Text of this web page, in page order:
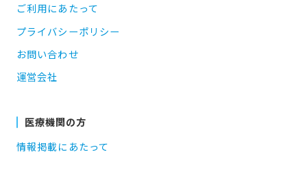
ご利用にあたって
プライバシーポリシー
お問い合わせ
運営会社
医療機関の方
情報掲載にあたって